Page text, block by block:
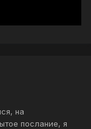
на
послание, я